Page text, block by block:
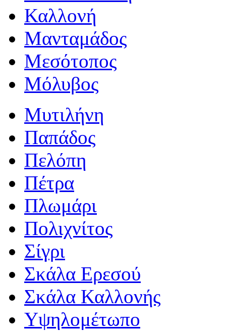
Καλλονή
Μανταμάδος
Μεσότοπος
Μόλυβος
Μυτιλήνη
Παπάδος
Πελόπη
Πέτρα
Πλωμάρι
Πολιχνίτος
Σίγρι
Σκάλα Ερεσού
Σκάλα Καλλονής
Υψηλομέτωπο